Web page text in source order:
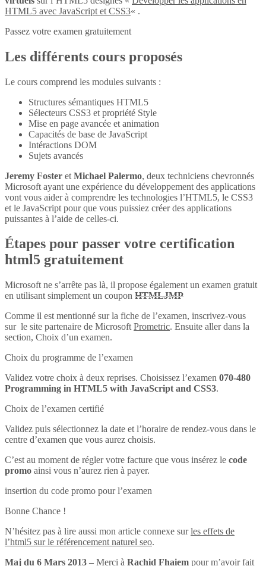
HTML5 avec JavaScript et CSS3« .
Passez votre examen gratuitement
Les différents cours proposés
Le cours comprend les modules suivants :
Structures sémantiques HTML5
Sélecteurs CSS3 et propriété Style
Mise en page avancée et animation
Capacités de base de JavaScript
Intéractions DOM
Sujets avancés
Jeremy Foster et Michael Palermo, deux techniciens chevronnés
Microsoft ayant une expérience du développement des applications
vont vous aider à comprendre les technologies l’HTML5, le CSS3
et le JavaScript pour que vous puissiez créer des applications
puissantes à l’aide de celles-ci.
Étapes pour passer votre certification
html5 gratuitement
Microsoft ne s’arrête pas là, il propose également un examen gratuit
en utilisant simplement un coupon HTMLJMP
Comme il est mentionné sur la fiche de l’examen, inscrivez-vous
sur le site partenaire de Microsoft Prometric. Ensuite aller dans la
section, Choix d’un examen.
Choix du programme de l’examen
Validez votre choix à deux reprises. Choisissez l’examen 070-480
Programming in HTML5 with JavaScript and CSS3.
Choix de l’examen certifié
Validez puis sélectionnez la date et l’horaire de rendez-vous dans le
centre d’examen que vous aurez choisis.
C’est au moment de régler votre facture que vous insérez le code
promo ainsi vous n’aurez rien à payer.
insertion du code promo pour l’examen
Bonne Chance !
N’hésitez pas à lire aussi mon article connexe surles effets de
l’html5 sur le référencement naturel seo.
Maj du 6 Mars 2013 – Merci à Rachid Fhaiem pour m’avoir fait